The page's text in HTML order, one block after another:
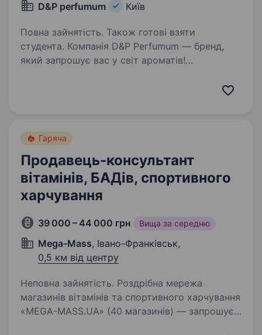
D&Р perfumum Київ
Повна зайнятість. Також готові взяти
студента. Компанія D&P Perfumum — бренд,
який запрошує вас у світ ароматів!
Гаряча
Продавець-консультант
вітамінів, БАДів, спортивного
харчування
39 000 – 44 000 грн Вища за середню
Mega-Mass, Івано-Франківськ,
0,5 км від центру
Неповна зайнятість. Роздрібна мережа
магазинів вітамінів та спортивного харчування
«MEGA-MASS.UA» (40 магазинів) — запрошує